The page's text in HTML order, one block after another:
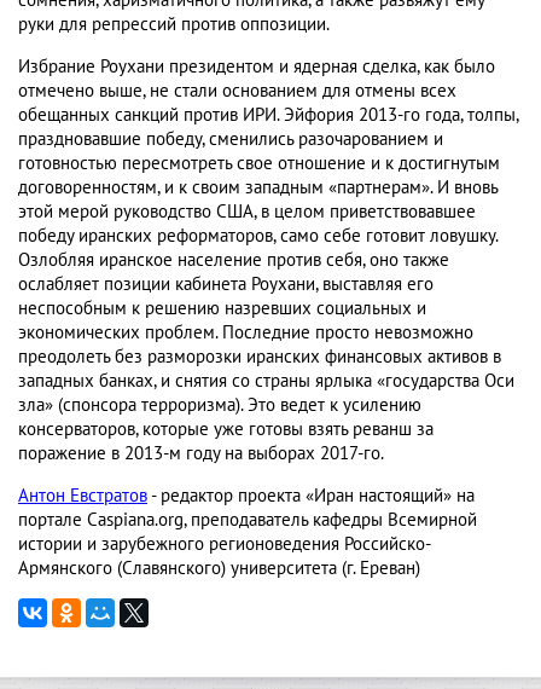
руки для репрессий против оппозиции.
Избрание Роухани президентом и ядерная сделка, как было
отмечено выше, не стали основанием для отмены всех
обещанных санкций против ИРИ. Эйфория 2013-го года, толпы,
праздновавшие победу, сменились разочарованием и
готовностью пересмотреть свое отношение и к достигнутым
договоренностям, и к своим западным «партнерам». И вновь
этой мерой руководство США, в целом приветствовавшее
победу иранских реформаторов, само себе готовит ловушку.
Озлобляя иранское население против себя, оно также
ослабляет позиции кабинета Роухани, выставляя его
неспособным к решению назревших социальных и
экономических проблем. Последние просто невозможно
преодолеть без разморозки иранских финансовых активов в
западных банках, и снятия со страны ярлыка «государства Оси
зла» (спонсора терроризма). Это ведет к усилению
консерваторов, которые уже готовы взять реванш за
поражение в 2013-м году на выборах 2017-го.
Антон Евстратов- редактор проекта «Иран настоящий» на
портале Caspiana.org, преподаватель кафедры Всемирной
истории и зарубежного регионоведения Российско-
Армянского (Славянского) университета (г. Ереван)